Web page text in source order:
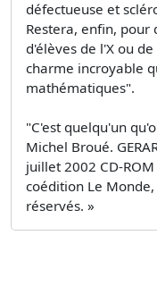
défectueuse et
Restera, enfin, pour
d'élèves de l'X ou
charme incroyable
mathématiques".
"C'est quelqu'un
Michel Broué.
juillet 2002 CD-
coédition Le
réservés. »